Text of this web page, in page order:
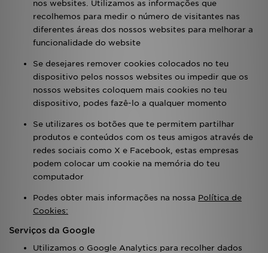
nos websites. Utilizamos as informações que
recolhemos para medir o número de visitantes nas
diferentes áreas dos nossos websites para melhorar a
funcionalidade do website
Se desejares remover cookies colocados no teu
dispositivo pelos nossos websites ou impedir que os
nossos websites coloquem mais cookies no teu
dispositivo, podes fazê-lo a qualquer momento
Se utilizares os botões que te permitem partilhar
produtos e conteúdos com os teus amigos através de
redes sociais como X e Facebook, estas empresas
podem colocar um cookie na memória do teu
computador
Podes obter mais informações na nossa Política de
Cookies:
Serviços da Google
Utilizamos o Google Analytics para recolher dados